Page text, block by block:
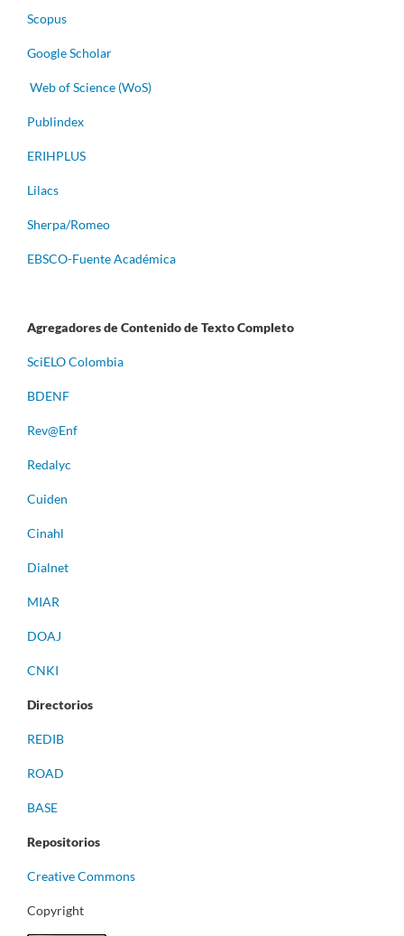
Scopus
Google Scholar
Web of Science (WoS)
Publindex
ERIHPLUS
Lilacs
Sherpa/Romeo
EBSCO-Fuente Académica
Agregadores de Contenido de Texto Completo
SciELO Colombia
BDENF
Rev@Enf
Redalyc
Cuiden
Cinahl
Dialnet
MIAR
DOAJ
CNKI
Directorios
REDIB
ROAD
BASE
Repositorios
Creative Commons
Copyright